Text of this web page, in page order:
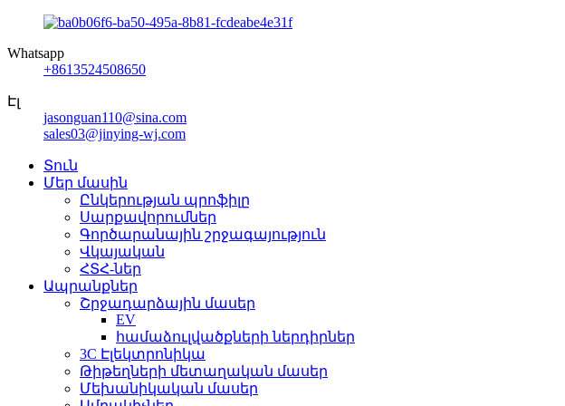
Whatsapp
+8613524508650
Էլ
jasonguan110@sina.com
sales03@jinying-wj.com
Տուն
Մեր մասին
Ընկերության պրոֆիլը
Սարքավորումներ
Գործարանային շրջագայություն
Վկայական
ՀՏՀ-ներ
Ապրանքներ
Շրջադարձային մասեր
EV
համաձուլվածքների ներդիրներ
3C Էլեկտրոնիկա
Թիթեղների մետաղական մասեր
Մեխանիկական մասեր